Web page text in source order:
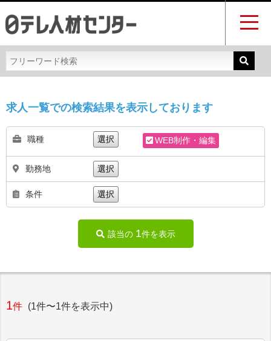
求人一覧での検索結果を表示しております
職種 選択 WEB制作・編集
勤務地 選択
条件 選択
該当の 1件を表示
1件 (1件〜1件を表示中)